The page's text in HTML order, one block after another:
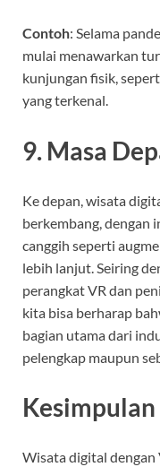
Contoh: Selama
mulai menawarkan
kunjungan fisik,
yang terkenal.
9. Masa
Ke depan, wisata
berkembang, dengan
canggih seperti
lebih lanjut. Seiring
perangkat VR dan
kita bisa berharap
bagian utama dari
pelengkap maupun
Kesimpulan
Wisata digital dengan